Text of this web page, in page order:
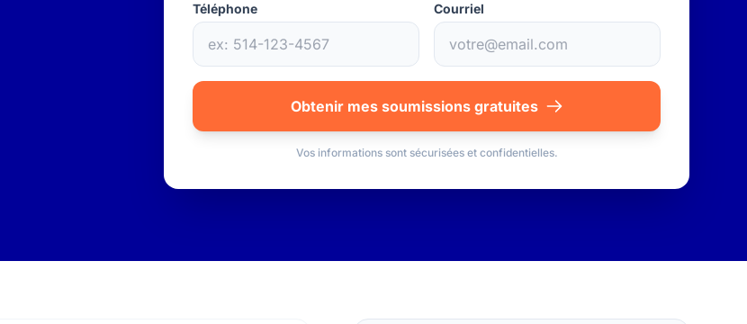
Téléphone Courriel
Obtenir mes soumissions gratuites
Vos informations sont sécurisées et confidentielles.